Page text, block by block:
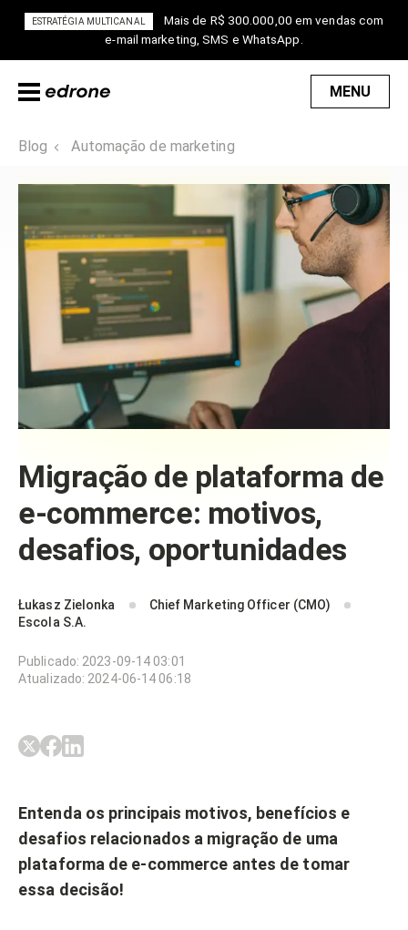
ESTRATÉGIA MULTICANAL
Mais de R$ 300.000,00 em vendas com
e-mail marketing, SMS e WhatsApp.
MENU
Blog Automação de marketing
Migração de plataforma de
e-commerce: motivos,
desafios, oportunidades
Łukasz Zielonka
Chief Marketing Officer (CMO)
Escola S.A.
Publicado: 2023-09-14 03:01
Atualizado: 2024-06-14 06:18
Entenda os principais motivos, benefícios e
desafios relacionados a migração de uma
plataforma de e-commerce antes de tomar
essa decisão!